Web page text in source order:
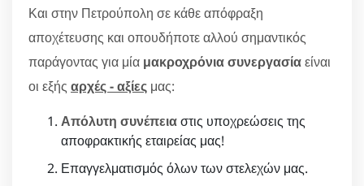
Και στην Πετρούπολη σε κάθε απόφραξη
αποχέτευσης και οπουδήποτε αλλού σημαντικός
παράγοντας για μία μακροχρόνια συνεργασίαείναι
οι εξής αρχές - αξίες μας:
Απόλυτη συνέπειαστις υποχρεώσεις της
αποφρακτικής εταιρείας μας!
Επαγγελματισμός όλων των στελεχών μας.